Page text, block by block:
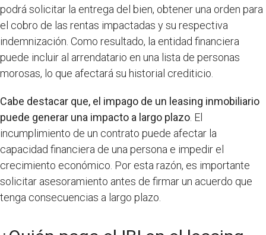
podrá solicitar la entrega del bien, obtener una orden para
el cobro de las rentas impactadas y su respectiva
indemnización. Como resultado, la entidad financiera
puede incluir al arrendatario en una lista de personas
morosas, lo que afectará su historial crediticio.
Cabe destacar que, el impago de un leasing inmobiliario
puede generar una impacto a largo plazo . El
incumplimiento de un contrato puede afectar la
capacidad financiera de una persona e impedir el
crecimiento económico. Por esta razón, es importante
solicitar asesoramiento antes de firmar un acuerdo que
tenga consecuencias a largo plazo.